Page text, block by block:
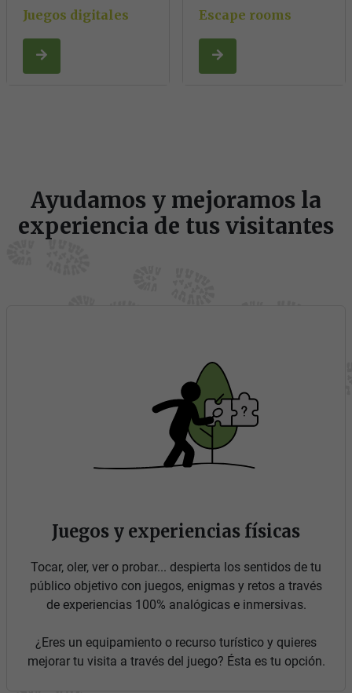
Juegos digitales Escape rooms
Ayudamos y mejoramos la
experiencia de tus visitantes
Juegos y experiencias físicas
Tocar, oler, ver o probar... despierta los sentidos de tu
público objetivo con juegos, enigmas y retos a través
de experiencias 100% analógicas e inmersivas.
¿Eres un equipamiento o recurso turístico y quieres
mejorar tu visita a través del juego? Ésta es tu opción.